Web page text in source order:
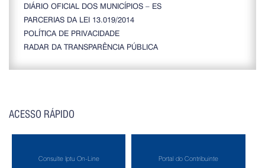
DIÁRIO OFICIAL DOS MUNICÍPIOS – ES
PARCERIAS DA LEI 13.019/2014
POLÍTICA DE PRIVACIDADE
RADAR DA TRANSPARÊNCIA PÚBLICA
ACESSO RÁPIDO
Consulte Iptu On-Line Portal do Contribuinte